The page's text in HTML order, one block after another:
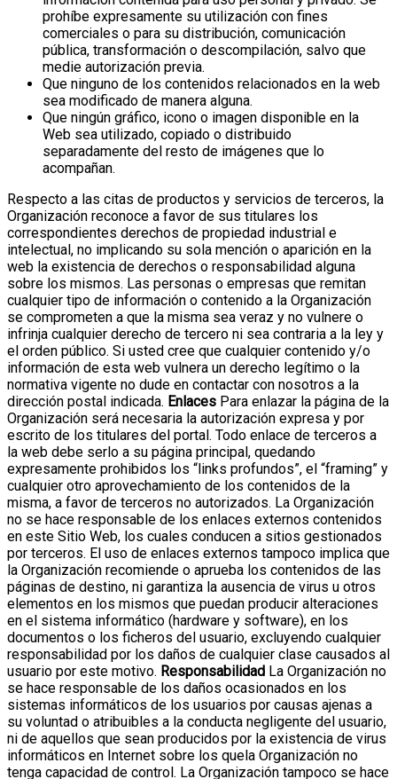
prohíbe expresamente su utilización con fines
comerciales o para su distribución, comunicación
pública, transformación o descompilación, salvo que
medie autorización previa.
Que ninguno de los contenidos relacionados en la web
sea modificado de manera alguna.
Que ningún gráfico, icono o imagen disponible en la
Web sea utilizado, copiado o distribuido
separadamente del resto de imágenes que lo
acompañan.
Respecto a las citas de productos y servicios de terceros, la
Organización reconoce a favor de sus titulares los
correspondientes derechos de propiedad industrial e
intelectual, no implicando su sola mención o aparición en la
web la existencia de derechos o responsabilidad alguna
sobre los mismos. Las personas o empresas que remitan
cualquier tipo de información o contenido a la Organización
se comprometen a que la misma sea veraz y no vulnere o
infrinja cualquier derecho de tercero ni sea contraria a la ley y
el orden público. Si usted cree que cualquier contenido y/o
información de esta web vulnera un derecho legítimo o la
normativa vigente no dude en contactar con nosotros a la
dirección postal indicada. Enlaces Para enlazar la página de la
Organización será necesaria la autorización expresa y por
escrito de los titulares del portal. Todo enlace de terceros a
la web debe serlo a su página principal, quedando
expresamente prohibidos los “links profundos”, el “framing” y
cualquier otro aprovechamiento de los contenidos de la
misma, a favor de terceros no autorizados. La Organización
no se hace responsable de los enlaces externos contenidos
en este Sitio Web, los cuales conducen a sitios gestionados
por terceros. El uso de enlaces externos tampoco implica que
la Organización recomiende o aprueba los contenidos de las
páginas de destino, ni garantiza la ausencia de virus u otros
elementos en los mismos que puedan producir alteraciones
en el sistema informático (hardware y software), en los
documentos o los ficheros del usuario, excluyendo cualquier
responsabilidad por los daños de cualquier clase causados al
usuario por este motivo. Responsabilidad La Organización no
se hace responsable de los daños ocasionados en los
sistemas informáticos de los usuarios por causas ajenas a
su voluntad o atribuibles a la conducta negligente del usuario,
ni de aquellos que sean producidos por la existencia de virus
informáticos en Internet sobre los quela Organización no
tenga capacidad de control. La Organización tampoco se hace